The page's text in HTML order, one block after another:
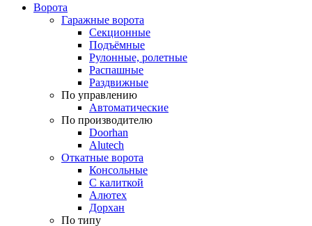
Ворота
Гаражные ворота
Секционные
Подъёмные
Рулонные, ролетные
Распашные
Раздвижные
По управлению
Автоматические
По производителю
Doorhan
Alutech
Откатные ворота
Консольные
С калиткой
Алютех
Дорхан
По типу